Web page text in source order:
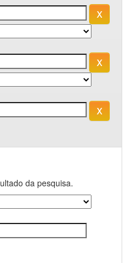
da pesquisa.